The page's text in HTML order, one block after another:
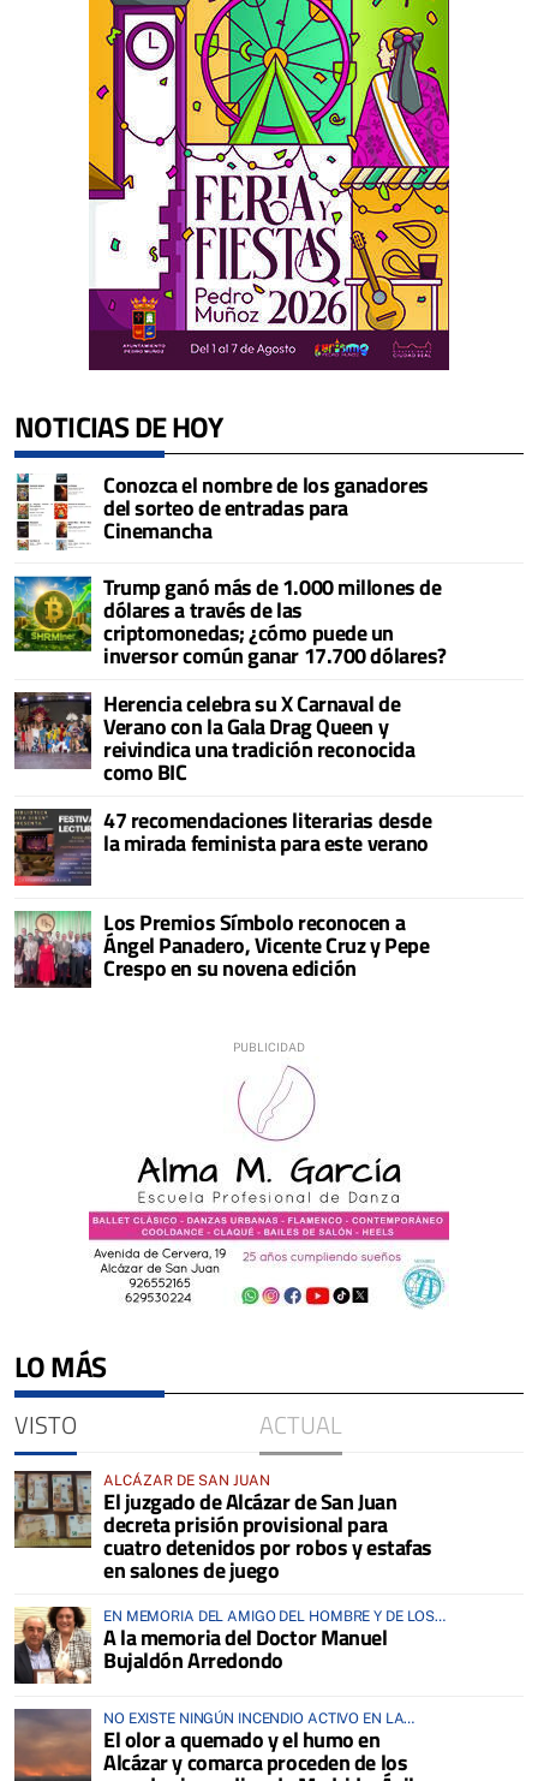
NOTICIAS DE HOY
Conozca el nombre de los ganadores
del sorteo de entradas para
Cinemancha
Trump ganó más de 1.000 millones de
dólares a través de las
criptomonedas; ¿cómo puede un
inversor común ganar 17.700 dólares?
Herencia celebra su X Carnaval de
Verano con la Gala Drag Queen y
reivindica una tradición reconocida
como BIC
47 recomendaciones literarias desde
la mirada feminista para este verano
Los Premios Símbolo reconocen a
Ángel Panadero, Vicente Cruz y Pepe
Crespo en su novena edición
LO MÁS
VISTO ACTUAL
ALCÁZAR DE SAN JUAN
El juzgado de Alcázar de San Juan
decreta prisión provisional para
cuatro detenidos por robos y estafas
en salones de juego
EN MEMORIA DEL AMIGO DEL HOMBRE Y DE LOS
ANIMALES
A la memoria del Doctor Manuel
Bujaldón Arredondo
NO EXISTE NINGÚN INCENDIO ACTIVO EN LA
COMARCA
El olor a quemado y el humo en
Alcázar y comarca proceden de los